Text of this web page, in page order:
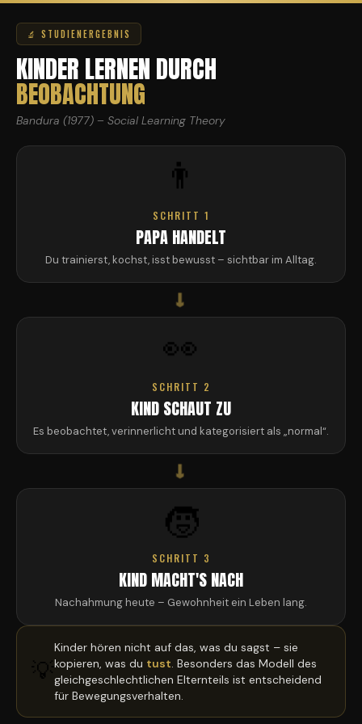
🔬 STUDIENERGEBNIS
KINDER LERNEN DURCH
BEOBACHTUNG
Bandura (1977) – Social Learning Theory
👨
SCHRITT 1
PAPA HANDELT
Du trainierst, kochst, isst bewusst – sichtbar im Alltag.
→
👀
SCHRITT 2
KIND SCHAUT ZU
Es beobachtet, verinnerlicht und kategorisiert als „normal“.
→
🧒
SCHRITT 3
KIND MACHT'S NACH
Nachahmung heute – Gewohnheit ein Leben lang.
💡
Kinder hören nicht auf das, was du sagst – sie
kopieren, was du tust. Besonders das Modell des
gleichgeschlechtlichen Elternteils ist entscheidend
für Bewegungsverhalten.